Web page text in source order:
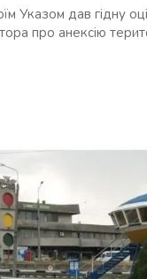
Указом дав гідну
про анексію